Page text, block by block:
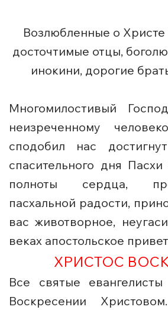
Возлюбленные о
досточтимые отцы,
инокини, дорогие
Многомилостивый
неизреченному
сподобил нас
спасительного дня
полноты сердца,
пасхальной радости,
вас животворное,
веках апостольское
ХРИСТОС
Все святые
Воскресении